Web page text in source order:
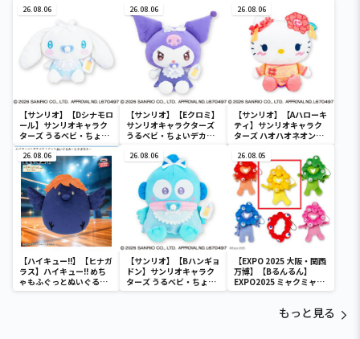
26.08.06
【サンリオ】【Dシナモロ
ール】サンリオキャラク
ターズ うるベビ・ちょい
デカドール
26.08.06
【サンリオ】【Eクロミ】
サンリオキャラクターズ
うるベビ・ちょいデカド
26.08.06
【サンリオ】【Aハローキ
ティ】サンリオキャラク
ターズ ハオハオネオンタ
26.08.06
【ハイキュー!!】【ヒナガ
ラス】ハイキュー!! めち
ゃもふぐっとぬいぐるみ
～ヒナガラス～
26.08.06
【サンリオ】【Bハンギョ
ドン】サンリオキャラク
ターズ うるベビ・ちょい
デカドール
26.08.05
【EXPO 2025 大阪・関西
万博】【Bるんるん】
EXPO2025 ミャクミャク
カラフルゴム紐付きぬい
もっと見る